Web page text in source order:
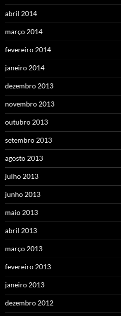
abril 2014
março 2014
fevereiro 2014
janeiro 2014
dezembro 2013
novembro 2013
outubro 2013
setembro 2013
agosto 2013
julho 2013
junho 2013
maio 2013
abril 2013
março 2013
fevereiro 2013
janeiro 2013
dezembro 2012